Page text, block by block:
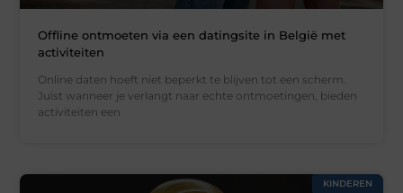
Offline ontmoeten via een datingsite in België met
activiteiten
Online daten hoeft niet beperkt te blijven tot een scherm.
Juist wanneer je verlangt naar echte ontmoetingen, bieden
activiteiten een
KINDEREN